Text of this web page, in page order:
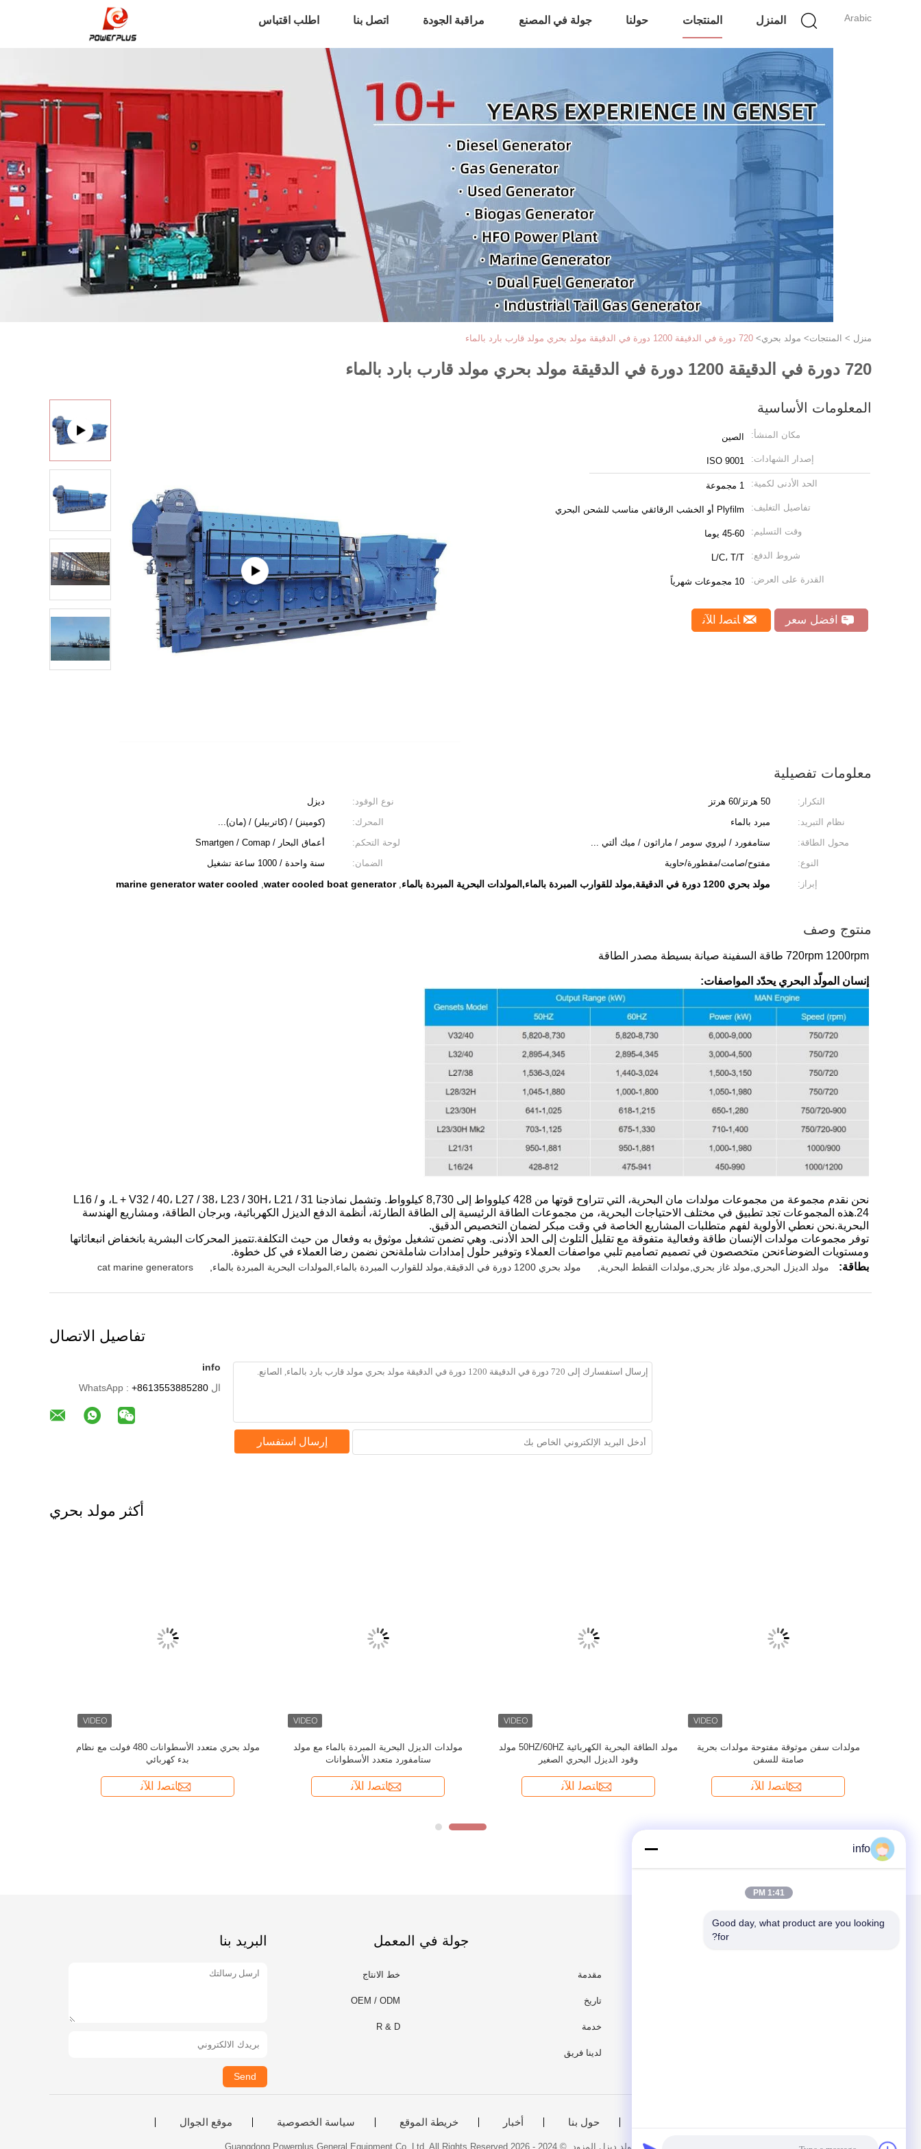
Arabic المنزل المنتجات حولنا جولة في المصنع مراقبة الجودة اتصل بنا اطلب اقتباس
منزل > المنتجات> مولد بحري> 720 دورة في الدقيقة 1200 دورة في الدقيقة مولد بحري مولد قارب بارد بالماء
720 دورة في الدقيقة 1200 دورة في الدقيقة مولد بحري مولد قارب بارد بالماء
المعلومات الأساسية
مكان المنشأ: الصين
إصدار الشهادات: ISO 9001
الحد الأدنى لكمية: 1 مجموعة
تفاصيل التغليف: Plyfilm أو الخشب الرقائقي مناسب للشحن البحري
وقت التسليم: 45-60 يوما
شروط الدفع: L/C، T/T
القدرة على العرض: 10 مجموعات شهرياً
افضل سعر ﺎﺘﺼﻟ ﺍﻶﻧ
معلومات تفصيلية
التكرار: 50 هرتز/60 هرتز نوع الوقود:
ديزل
نظام التبريد:
مبرد بالماء المحرك:
(كومينز) / (كاتربيلر) / (مان)...
محول الطاقة:
ستامفورد / ليروي سومر / ماراثون / ميك ألتي ... لوحة التحكم:
أعماق البحار / Smartgen / Comap
النوع:
مفتوح/صامت/مقطورة/حاوية الضمان:
سنة واحدة / 1000 ساعة تشغيل
إبراز:
مولد بحري 1200 دورة في الدقيقة,مولد للقوارب المبردة بالماء,المولدات البحرية المبردة بالماء ,
water cooled boat generator
,
marine generator water cooled
منتوج وصف
720rpm 1200rpm طاقة السفينة صيانة بسيطة مصدر الطاقة
إنسان المولّد البحري يحدّد المواصفات:
نحن نقدم مجموعة من مجموعات مولدات مان البحرية، التي تتراوح قوتها من 428 كيلوواط إلى 8,730 كيلوواط. وتشمل نماذجنا L + V32 / 40، L27 / 38، L23 / 30H، L21 / 31، و L16 /
24.هذه المجموعات تجد تطبيق في مختلف الاحتياجات البحرية، من مجموعات الطاقة الرئيسية إلى الطاقة الطارئة، أنظمة الدفع الديزل الكهربائية، وبرجان الطاقة، ومشاريع الهندسة
البحرية.نحن نعطي الأولوية لفهم متطلبات المشاريع الخاصة في وقت مبكر لضمان التخصيص الدقيق.
توفر مجموعات مولدات الإنسان طاقة وفعالية متفوقة مع تقليل التلوث إلى الحد الأدنى. وهي تضمن تشغيل موثوق به وفعال من حيث التكلفة.تتميز المحركات البشرية بانخفاض انبعاثاتها
ومستويات الضوضاءنحن متخصصون في تصميم تصاميم تلبي مواصفات العملاء وتوفير حلول إمدادات شاملةنحن نضمن رضا العملاء في كل خطوة.
بطاقة:
مولد الديزل البحري,مولد غاز بحري,مولدات القطط البحرية مولد بحري 1200 دورة في الدقيقة,مولد للقوارب المبردة بالماء,المولدات البحرية المبردة بالماء cat marine generators
تفاصيل الاتصال
info
ال WhatsApp : +8613553885280
إرسال استفسار
أكثر مولد بحري
مقدمة
تاريخ
خدمة
لدينا فريق
جولة في المعمل
خط الانتاج
OEM / ODM
R & D
البريد بنا
Send
حول بنا أخبار خريطة الموقع سياسة الخصوصية موقع الجوال
الصين جيّد جودة مولد ديزل المزود. © 2024 - 2026 Guangdong Powerplus General Equipment Co.,Ltd. All Rights Reserved.
info
1:41 PM
Good day, what product are you looking
for?